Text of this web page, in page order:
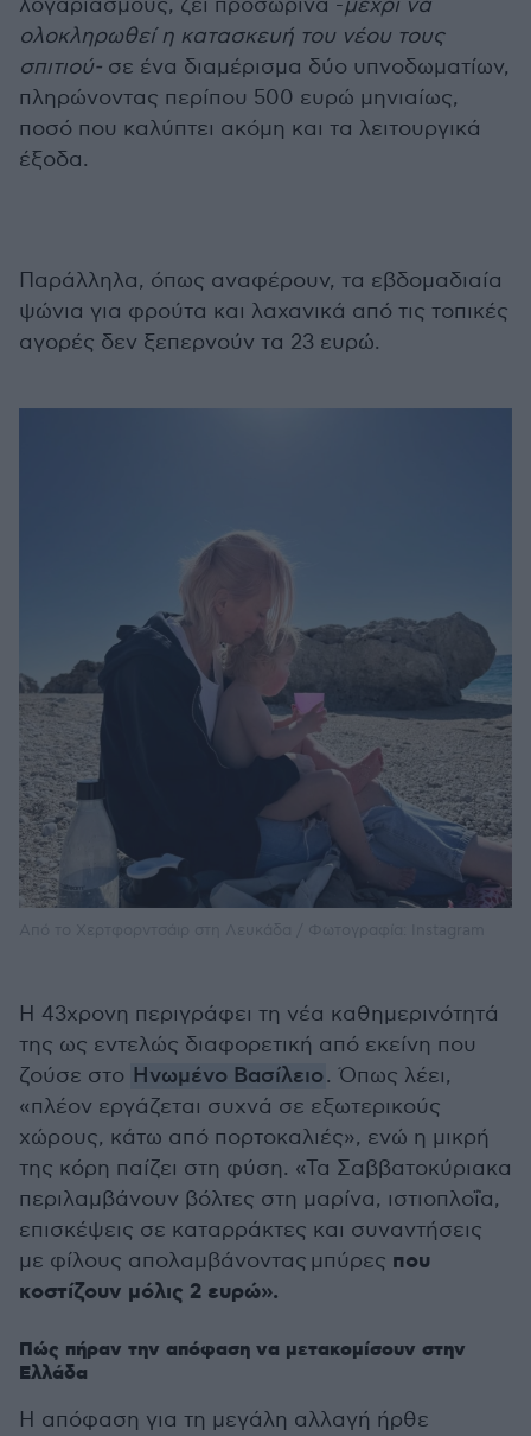
ολοκληρωθεί η κατασκευή του νέου τους
σπιτιού- σε ένα διαμέρισμα δύο υπνοδωματίων,
πληρώνοντας περίπου 500 ευρώ μηνιαίως,
ποσό που καλύπτει ακόμη και τα λειτουργικά
έξοδα.
Παράλληλα, όπως αναφέρουν, τα εβδομαδιαία
ψώνια για φρούτα και λαχανικά από τις τοπικές
αγορές δεν ξεπερνούν τα 23 ευρώ.
Η 43χρονη περιγράφει τη νέα καθημερινότητά
της ως εντελώς διαφορετική από εκείνη που
ζούσε στο Ηνωμένο Βασίλειο. Όπως λέει,
«πλέον εργάζεται συχνά σε εξωτερικούς
χώρους, κάτω από πορτοκαλιές», ενώ η μικρή
της κόρη παίζει στη φύση. «Τα Σαββατοκύριακα
περιλαμβάνουν βόλτες στη μαρίνα, ιστιοπλοΐα,
επισκέψεις σε καταρράκτες και συναντήσεις
με φίλους απολαμβάνοντας μπύρες που
κοστίζουν μόλις 2 ευρώ».
Πώς πήραν την απόφαση να μετακομίσουν στην
Ελλάδα
Η απόφαση για τη μεγάλη αλλαγή ήρθε